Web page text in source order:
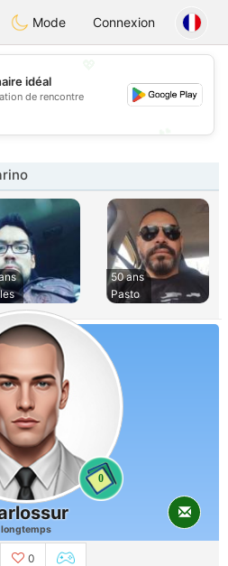
Citas
Mode Connexion
idéal
de rencontre
50 ans
Pasto
0
longtemps
0